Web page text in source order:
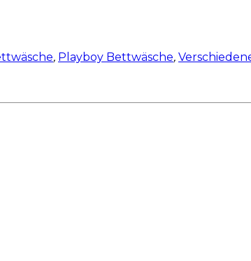
, Playboy Bettwäsche,